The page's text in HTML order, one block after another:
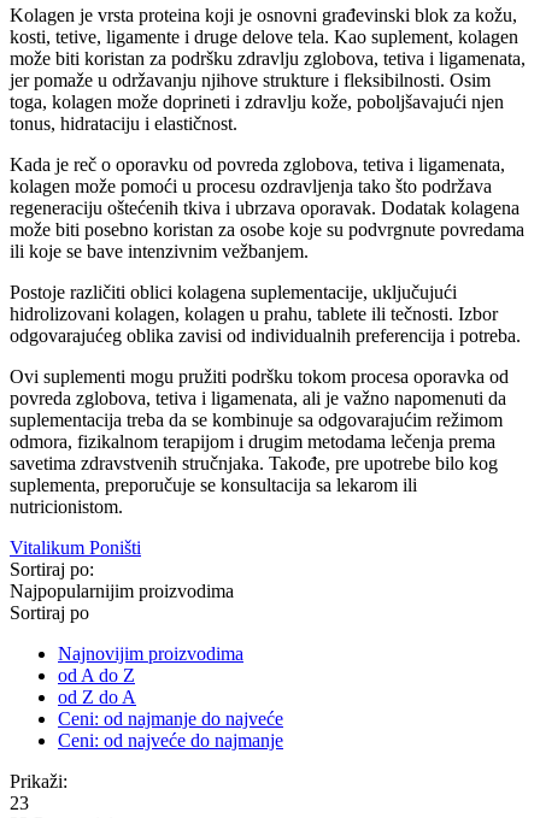
Kolagen je vrsta proteina koji je osnovni građevinski blok za kožu,
kosti, tetive, ligamente i druge delove tela. Kao suplement, kolagen
može biti koristan za podršku zdravlju zglobova, tetiva i ligamenata,
jer pomaže u održavanju njihove strukture i fleksibilnosti. Osim
toga, kolagen može doprineti i zdravlju kože, poboljšavajući njen
tonus, hidrataciju i elastičnost.
Kada je reč o oporavku od povreda zglobova, tetiva i ligamenata,
kolagen može pomoći u procesu ozdravljenja tako što podržava
regeneraciju oštećenih tkiva i ubrzava oporavak. Dodatak kolagena
može biti posebno koristan za osobe koje su podvrgnute povredama
ili koje se bave intenzivnim vežbanjem.
Postoje različiti oblici kolagena suplementacije, uključujući
hidrolizovani kolagen, kolagen u prahu, tablete ili tečnosti. Izbor
odgovarajućeg oblika zavisi od individualnih preferencija i potreba.
Ovi suplementi mogu pružiti podršku tokom procesa oporavka od
povreda zglobova, tetiva i ligamenata, ali je važno napomenuti da
suplementacija treba da se kombinuje sa odgovarajućim režimom
odmora, fizikalnom terapijom i drugim metodama lečenja prema
savetima zdravstvenih stručnjaka. Takođe, pre upotrebe bilo kog
suplementa, preporučuje se konsultacija sa lekarom ili
nutricionistom.
Vitalikum Poništi
Sortiraj po:
Najpopularnijim proizvodima
Sortiraj po
Najnovijim proizvodima
od A do Z
od Z do A
Ceni: od najmanje do najveće
Ceni: od najveće do najmanje
Prikaži:
23